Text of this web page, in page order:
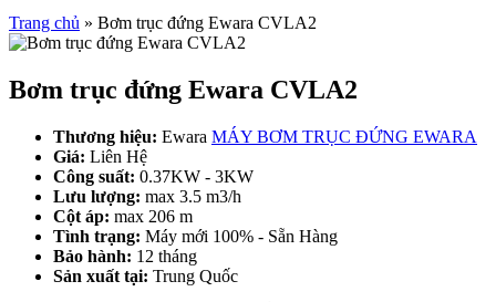
Trang chủ » Bơm trục đứng Ewara CVLA2
Bơm trục đứng Ewara CVLA2
Thương hiệu: Ewara MÁY BƠM TRỤC ĐỨNG EWARA
Giá: Liên Hệ
Công suất: 0.37KW - 3KW
Lưu lượng: max 3.5 m3/h
Cột áp: max 206 m
Tình trạng: Máy mới 100% - Sẵn Hàng
Bảo hành: 12 tháng
Sản xuất tại: Trung Quốc